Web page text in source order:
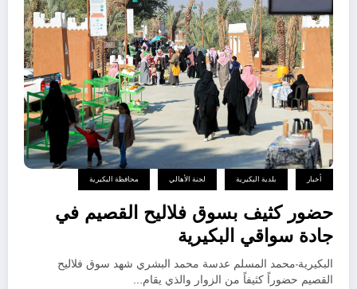
أخبار بلدية البكيرية لجنة الأهالي محافظة البكيرية
حضور كثيف بسوق فلاليح القصيم في
جادة سواقي البكيرية
البكيرية-محمد المسلم عدسة محمد البشري شهد سوق فلاليح
القصيم حضوراً كثيفاً من الزوار والذي يقام…